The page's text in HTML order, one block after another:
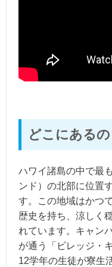
どこにあるの
ハワイ諸島の中で最
ンド）の北部に位置
す。この地域はかつ
歴史を持ち、涼しく
れています。キャン
が通う「ビレッジ・
12学年の生徒が寮生